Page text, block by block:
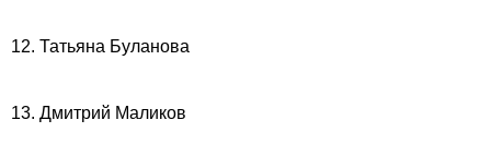
12. Татьяна Буланова
13. Дмитрий Маликов